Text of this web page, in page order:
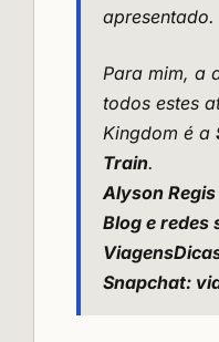
apresentado.
Para mim, a
todos estes
Kingdom é a
Train.
Alyson
Blog e redes
Snapchat: